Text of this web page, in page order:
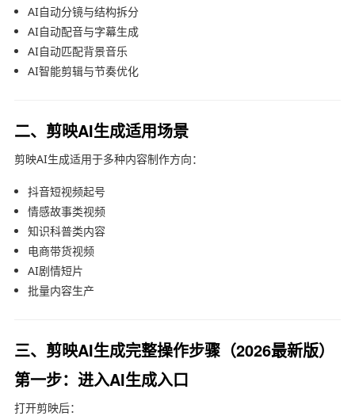
AI自动分镜与结构拆分
AI自动配音与字幕生成
AI自动匹配背景音乐
AI智能剪辑与节奏优化
二、剪映AI生成适用场景
剪映AI生成适用于多种内容制作方向：
抖音短视频起号
情感故事类视频
知识科普类内容
电商带货视频
AI剧情短片
批量内容生产
三、剪映AI生成完整操作步骤（2026最新版）
第一步：进入AI生成入口
打开剪映后：